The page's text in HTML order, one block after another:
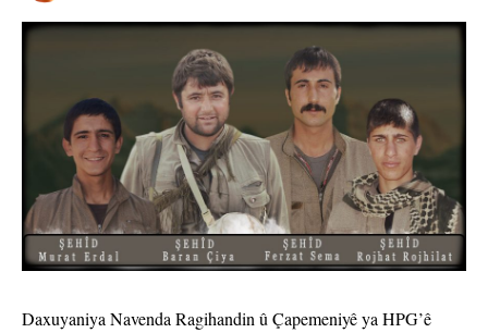
Daxuyaniya Navenda Ragihandin û Çapemeniyê ya HPG’ê